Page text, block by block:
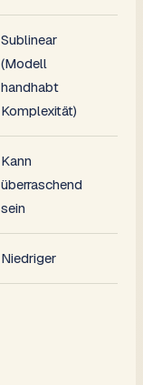
Sublinear
(Modell
handhabt
Komplexität)
Kann
überraschend
sein
Niedriger